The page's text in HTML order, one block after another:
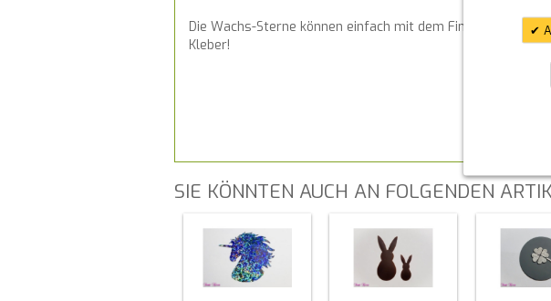
Die Wachs-Sterne können einfach mit dem Finger auf die
Kleber!
SIE KÖNNTEN AUCH AN FOLGENDEN